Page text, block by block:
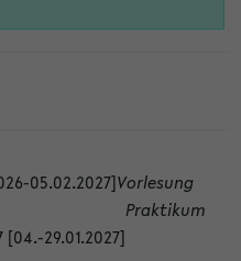
05.02.2027]Vorlesung
[04.-29.01.2027]
Praktikum